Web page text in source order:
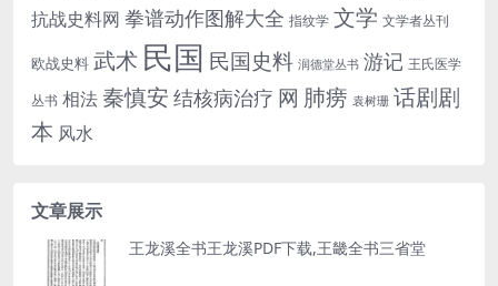
抗战史料网 拳谱动作图解大全 指纹学 文学 文学者丛刊
欧战史料 武术 民国 民国史料 润德堂丛书 游记 王氏医学
丛书 相法 秦慎安 结核病治疗 网 肺痨 袁树珊 话剧剧
本 风水
文章展示
王龙溪全书王龙溪PDF下载,王畿全书三省堂